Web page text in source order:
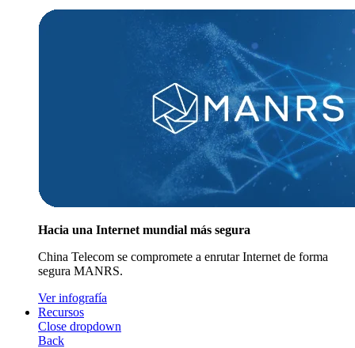
Hacia una Internet mundial más segura
China Telecom se compromete a enrutar Internet de forma
segura MANRS.
Ver infografía
Recursos
Close dropdown
Back